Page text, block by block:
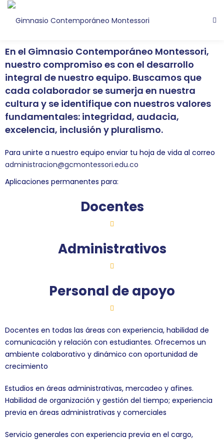
En el Gimnasio Contemporáneo Montessori,
nuestro compromiso es con el desarrollo
integral de nuestro equipo. Buscamos que
cada colaborador se sumerja en nuestra
cultura y se identifique con nuestrosvalores
fundamentales: integridad, audacia,
excelencia, inclusión y pluralismo.
Para unirte a nuestro equipo enviar tu hoja de vida al correo
administracion@gcmontessori.edu.co
Aplicaciones permanentes para:
Docentes
Administrativos
Personal de apoyo
Docentes en todas las áreas con experiencia, habilidad de
comunicación y relación con estudiantes. Ofrecemos un
ambiente colaborativo y dinámico con oportunidad de
crecimiento
Estudios en áreas administrativas, mercadeo y afines.
Habilidad de organización y gestión del tiempo; experiencia
previa en áreas administrativas y comerciales
Servicio generales con experiencia previa en el cargo,